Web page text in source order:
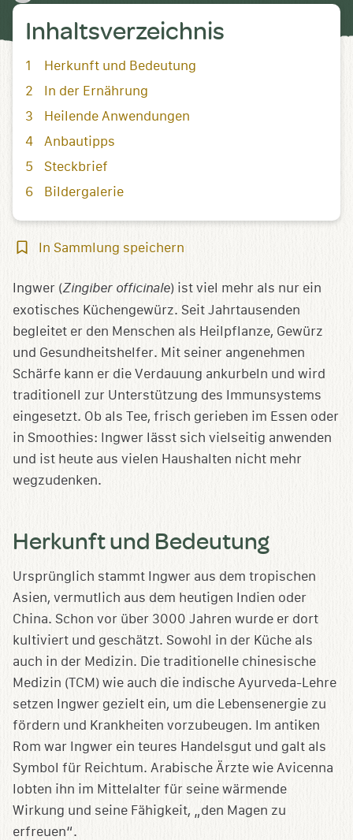
Inhaltsverzeichnis
Herkunft und Bedeutung
In der Ernährung
Heilende Anwendungen
Anbautipps
Steckbrief
Bildergalerie
In
speichern
In Sammlung speichern
Ingwer (Zingiber officinale) ist viel mehr als nur ein
exotisches Küchengewürz. Seit Jahrtausenden
begleitet er den Menschen als Heilpflanze, Gewürz
und Gesundheitshelfer. Mit seiner angenehmen
Schärfe kann er die Verdauung ankurbeln und wird
traditionell zur Unterstützung des Immunsystems
eingesetzt. Ob als Tee, frisch gerieben im Essen oder
in Smoothies: Ingwer lässt sich vielseitig anwenden
und ist heute aus vielen Haushalten nicht mehr
wegzudenken.
Herkunft und Bedeutung
Ursprünglich stammt Ingwer aus dem tropischen
Asien, vermutlich aus dem heutigen Indien oder
China. Schon vor über 3000 Jahren wurde er dort
kultiviert und geschätzt. Sowohl in der Küche als
auch in der Medizin. Die traditionelle chinesische
Medizin (TCM) wie auch die indische Ayurveda-Lehre
setzen Ingwer gezielt ein, um die Lebensenergie zu
fördern und Krankheiten vorzubeugen. Im antiken
Rom war Ingwer ein teures Handelsgut und galt als
Symbol für Reichtum. Arabische Ärzte wie Avicenna
lobten ihn im Mittelalter für seine wärmende
Wirkung und seine Fähigkeit, „den Magen zu
erfreuen“.